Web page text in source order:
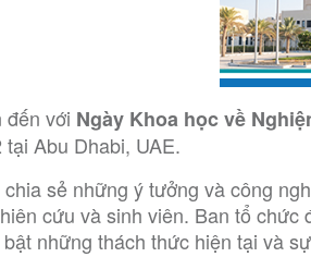
đến với Ngày Khoa học về
Abu Dhabi, UAE.
sẻ những ý tưởng và công
cứu và sinh viên. Ban tổ chức
những thách thức hiện tại và